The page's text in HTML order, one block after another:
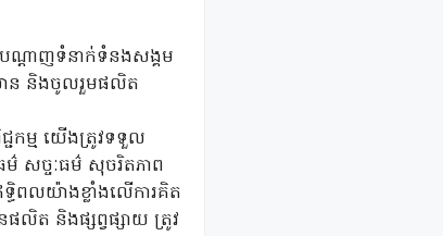
បណ្តាញទំនាក់ទំនងសង្គម
មាន និងចូលរួមផលិត
ជកម្ម យើងត្រូវទទួល
សច្ចៈធម៌ សុចរិតភាព
ធិពលយ៉ាងខ្លាំងលើការគិត
លិត និងផ្សព្វផ្សាយ ត្រូវ